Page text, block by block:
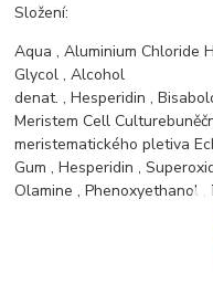
Složení:
Aqua ,Aluminium Chloride
Glycol ,Alcohol
denat. ,Hesperidin ,
Meristem Cell Culture
meristematického pletiva
Gum ,Hesperidin ,
Olamine ,Phenoxyethanol ,